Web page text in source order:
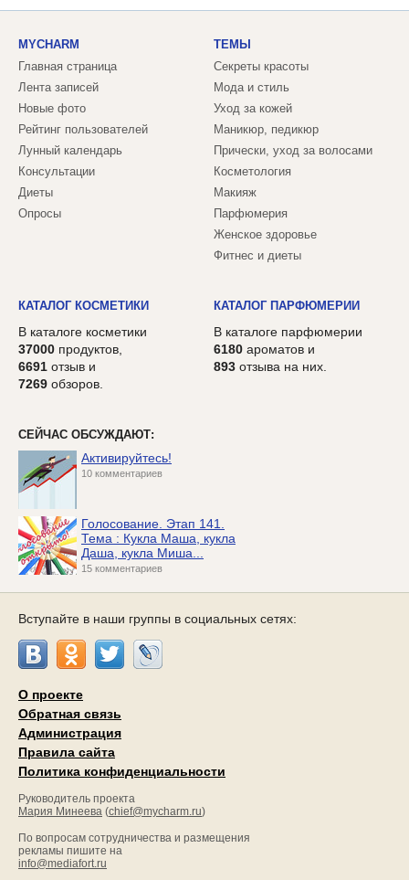
MYCHARM
Главная страница
Лента записей
Новые фото
Рейтинг пользователей
Лунный календарь
Консультации
Диеты
Опросы
ТЕМЫ
Секреты красоты
Мода и стиль
Уход за кожей
Маникюр, педикюр
Прически, уход за волосами
Косметология
Макияж
Парфюмерия
Женское здоровье
Фитнес и диеты
КАТАЛОГ КОСМЕТИКИ
В каталоге косметики
37000 продуктов,
6691 отзыв и
7269 обзоров.
КАТАЛОГ ПАРФЮМЕРИИ
В каталоге парфюмерии
6180 ароматов и
893 отзыва на них.
СЕЙЧАС ОБСУЖДАЮТ:
Активируйтесь!
10 комментариев
Голосование. Этап 141.
Тема : Кукла Маша, кукла
Даша, кукла Миша...
15 комментариев
Вступайте в наши группы в социальных сетях:
О проекте
Обратная связь
Администрация
Правила сайта
Политика конфиденциальности
Руководитель проекта
Мария Минеева (chief@mycharm.ru)
По вопросам сотрудничества и размещения
рекламы пишите на
info@mediafort.ru